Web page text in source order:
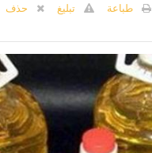
طباعة تبليغ حذف